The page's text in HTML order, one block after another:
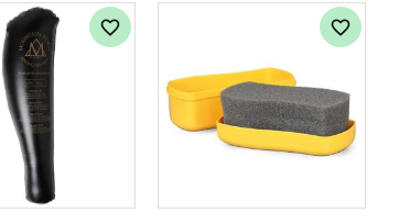
Lägg till i favoriter Lägg